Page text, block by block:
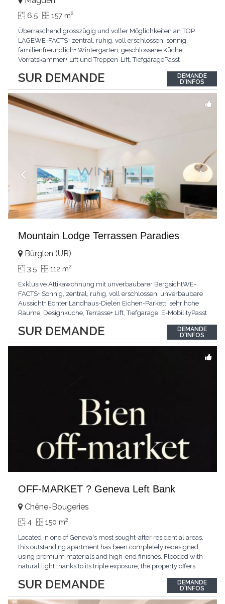
SUR DEMANDE
6.5 157 m2
Überraschend grosszügig und voller Möglichkeiten an TOP
LAGEWE-FACTS+ zentral, ruhig, voll erschlossen, sonnig,
familienfreundlich+ Wintergarten, geschlossene Küche,
Vorratskammer+ Lift und Treppen-Lift, TiefgaragePasst
Wintergarten schaffen ein lichtdurchflutetes
Wunder.Interessiert? JETZT anrufen: +41 76 507 21 32
DEMANDE
D'INFOS
Mountain Lodge Terrassen Paradies
SUR DEMANDE
Bürglen (UR)
3.5 112 m2
Exklusive Attikawohnung mit unverbaubarer BergsichtWE-
FACTS+ Sonnig, zentral, ruhig, voll erschlossen, unverbaubare
Aussicht+ Echter Landhaus-Dielen Eichen-Parkett, sehr hohe
Räume, Designküche, Terrasse+ Lift, Tiefgarage, E-MobilityPasst
ArchitekturKLARTEXT: Grosszügig, sonnig und kompromisslos
hochwertig mit Logenplatz.Interessiert?...
DEMANDE
D'INFOS
OFF-MARKET ? Geneva Left Bank
SUR DEMANDE
Chêne-Bougeries
4 150 m2
Located in one of Geneva's most sought-after residential areas,
this outstanding apartment has been completely redesigned
using premium materials and high-end finishes. Flooded with
natural light thanks to its triple exposure, the property offers
master suite, elegant reception areas, and a spacious terrace
overlooking a peaceful and green...
DEMANDE
D'INFOS